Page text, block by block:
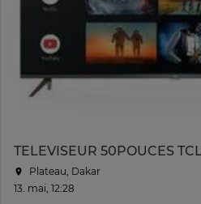
Plateau, Dakar
13. mai, 12:28